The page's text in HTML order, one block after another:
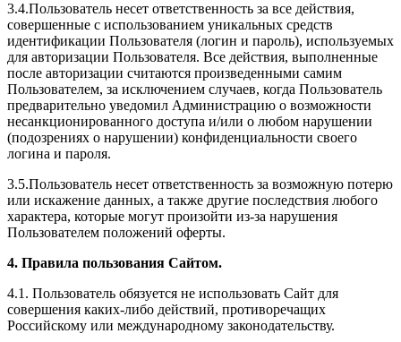
3.4.Пользователь несет ответственность за все действия,
совершенные с использованием уникальных средств
идентификации Пользователя (логин и пароль), используемых
для авторизации Пользователя. Все действия, выполненные
после авторизации считаются произведенными самим
Пользователем, за исключением случаев, когда Пользователь
предварительно уведомил Администрацию о возможности
несанкционированного доступа и/или о любом нарушении
(подозрениях о нарушении) конфиденциальности своего
логина и пароля.
3.5.Пользователь несет ответственность за возможную потерю
или искажение данных, а также другие последствия любого
характера, которые могут произойти из-за нарушения
Пользователем положений оферты.
4. Правила пользования Сайтом.
4.1. Пользователь обязуется не использовать Сайт для
совершения каких-либо действий, противоречащих
Российскому или международному законодательству.